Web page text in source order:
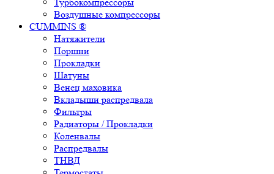
Воздушные компрессоры
CUMMINS ®
Натяжители
Поршни
Прокладки
Шатуны
Венец маховика
Вкладыши распредвала
Фильтры
Радиаторы / Прокладки
Коленвалы
Распредвалы
ТНВД